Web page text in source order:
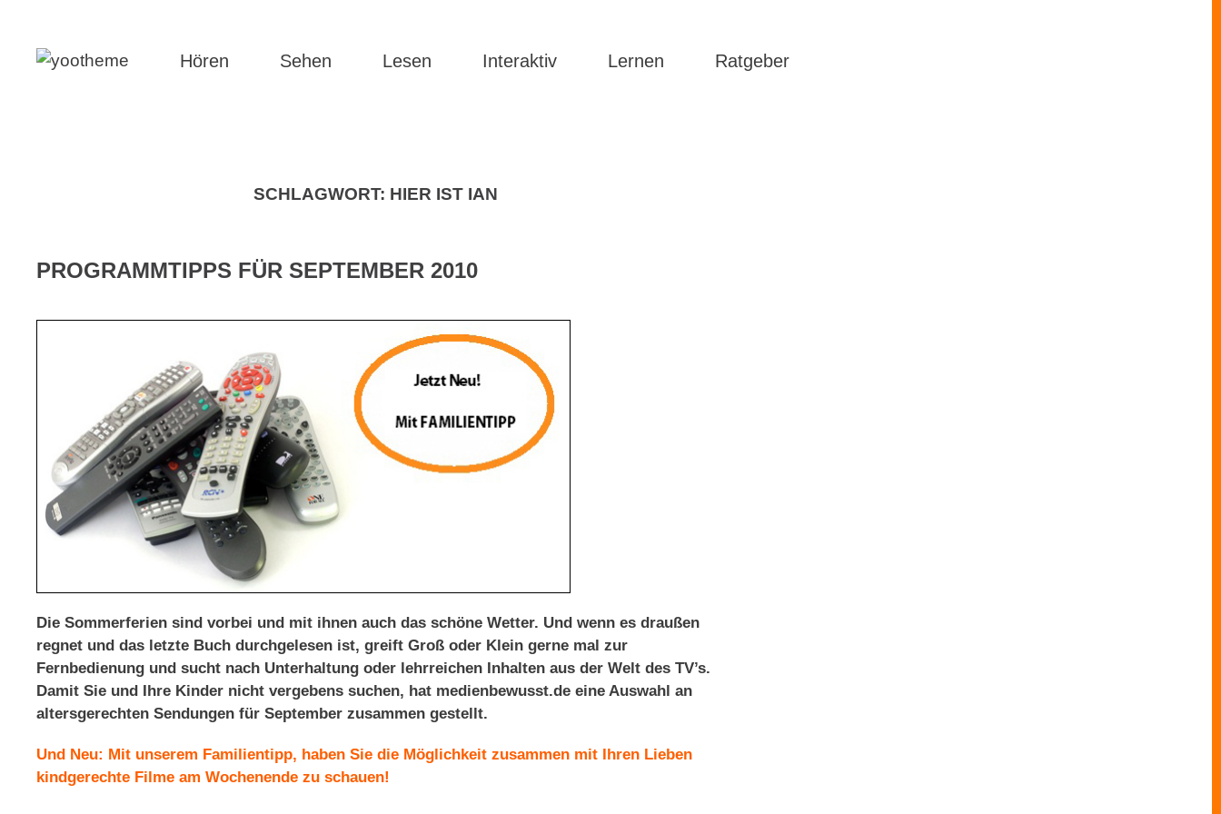
Hören Sehen Lesen Interaktiv Lernen Ratgeber
SCHLAGWORT: HIER IST IAN
PROGRAMMTIPPS FÜR SEPTEMBER 2010
Die Sommerferien sind vorbei und mit ihnen auch das schöne Wetter. Und wenn es draußen
regnet und das letzte Buch durchgelesen ist, greift Groß oder Klein gerne mal zur
Fernbedienung und sucht nach Unterhaltung oder lehrreichen Inhalten aus der Welt des TV’s.
Damit Sie und Ihre Kinder nicht vergebens suchen, hat medienbewusst.de eine Auswahl an
altersgerechten Sendungen für September zusammen gestellt.
Und Neu: Mit unserem Familientipp, haben Sie die Möglichkeit zusammen mit Ihren Lieben
kindgerechte Filme am Wochenende zu schauen!